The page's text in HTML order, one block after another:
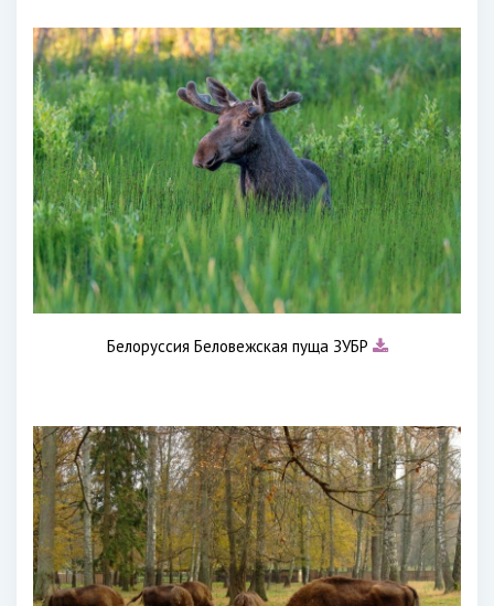
Белоруссия Беловежская пуща ЗУБР